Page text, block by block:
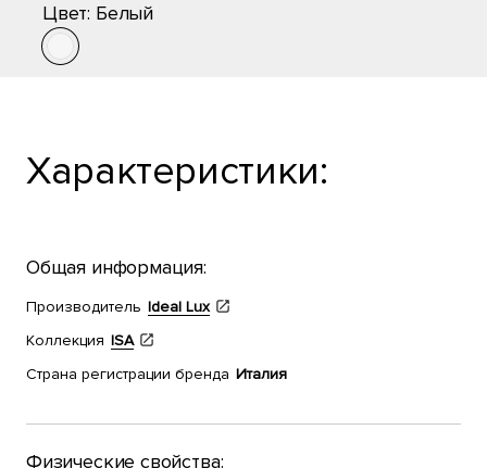
Цвет: Белый
Характеристики:
Общая информация:
Производитель Ideal Lux
Коллекция ISA
Страна регистрации бренда Италия
Физические свойства: